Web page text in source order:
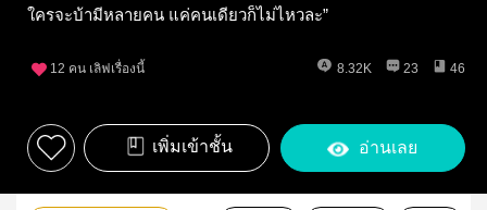
ใครจะบ้ามีหลายคน แค่คนเดียวก็ไม่ไหวละ”
12 คน เลิฟเรื่องนี้ 8.32K 23 46
เพิ่มเข้าชั้น อ่านเลย